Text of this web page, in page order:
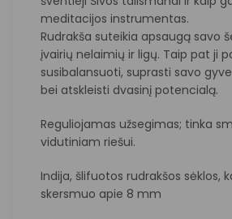
meditacijos instrumentas.
Rudrakša suteikia apsaugą savo
įvairių nelaimių ir ligų. Taip pat ji
susibalansuoti, suprasti savo
bei atskleisti dvasinį potencialą.
Reguliojamas užsegimas; tinka
vidutiniam riešui.
Indija, šlifuotos rudrakšos sėklos,
skersmuo apie 8 mm